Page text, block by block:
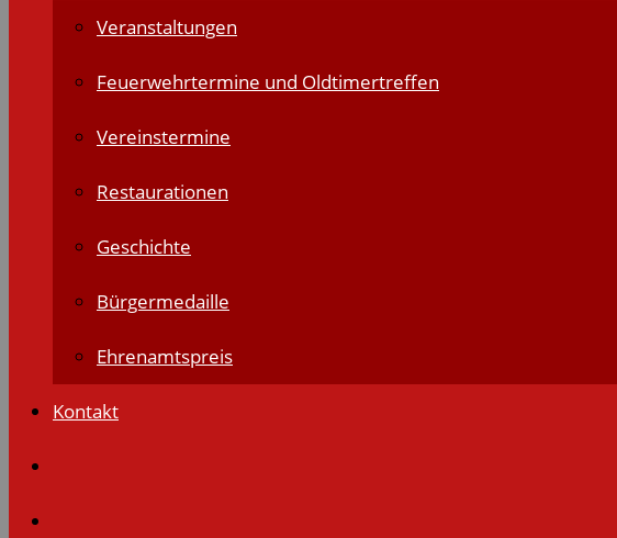
Veranstaltungen
Feuerwehrtermine und Oldtimertreffen
Vereinstermine
Restaurationen
Geschichte
Bürgermedaille
Ehrenamtspreis
Kontakt